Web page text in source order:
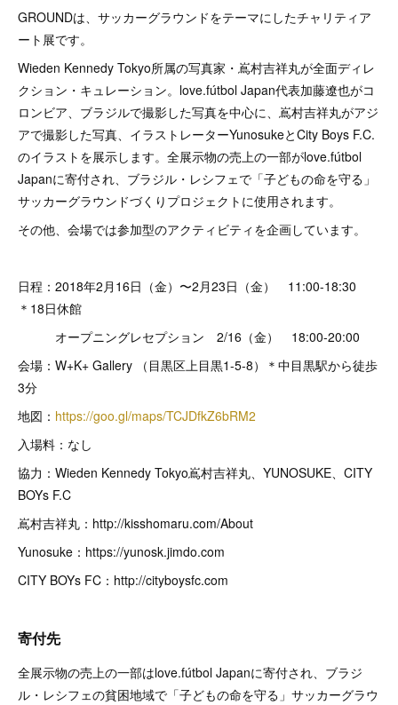
GROUNDは、サッカーグラウンドをテーマにしたチャリティア
ート展です。
Wieden Kennedy Tokyo所属の写真家・嶌村吉祥丸が全面ディレ
クション・キュレーション。love.fútbol Japan代表加藤遼也がコ
ロンビア、ブラジルで撮影した写真を中心に、嶌村吉祥丸がアジ
アで撮影した写真、イラストレーターYunosukeとCity Boys F.C.
のイラストを展示します。全展示物の売上の一部がlove.fútbol
Japanに寄付され、ブラジル・レシフェで「子どもの命を守る」
サッカーグラウンドづくりプロジェクトに使用されます。
その他、会場では参加型のアクティビティを企画しています。
日程：2018年2月16日（金）〜2月23日（金） 11:00-18:30
＊18日休館
オープニングレセプション 2/16（金） 18:00-20:00
会場：W+K+ Gallery （目黒区上目黒1-5-8）＊中目黒駅から徒歩
3分
地図： https://goo.gl/maps/TCJDfkZ6bRM2
入場料：なし
協力：Wieden Kennedy Tokyo嶌村吉祥丸、YUNOSUKE、CITY
BOYs F.C
嶌村吉祥丸：http://kisshomaru.com/About
Yunosuke：https://yunosk.jimdo.com
CITY BOYs FC：http://cityboysfc.com
寄付先
全展示物の売上の一部はlove.fútbol Japanに寄付され、ブラジ
ル・レシフェの貧困地域で「子どもの命を守る」サッカーグラウ